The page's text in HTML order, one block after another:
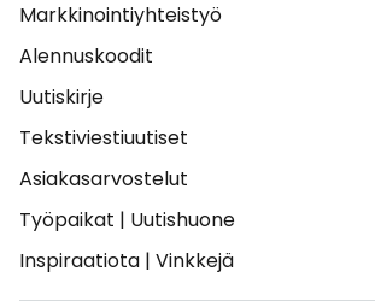
Markkinointiyhteistyö
Alennuskoodit
Uutiskirje
Tekstiviestiuutiset
Asiakasarvostelut
Työpaikat | Uutishuone
Inspiraatiota | Vinkkejä